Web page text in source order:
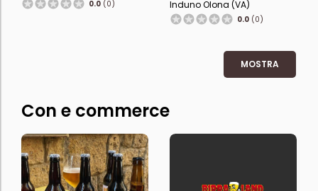
0.0 (0) Induno Olona (VA)
0.0 (0)
MOSTRA
Con e commerce